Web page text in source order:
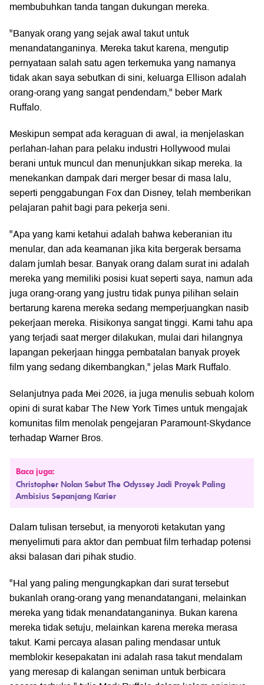
membubuhkan tanda tangan dukungan mereka.
"Banyak orang yang sejak awal takut untuk
menandatanganinya. Mereka takut karena, mengutip
pernyataan salah satu agen terkemuka yang namanya
tidak akan saya sebutkan di sini, keluarga Ellison adalah
orang-orang yang sangat pendendam," beber Mark
Ruffalo.
Meskipun sempat ada keraguan di awal, ia menjelaskan
perlahan-lahan para pelaku industri Hollywood mulai
berani untuk muncul dan menunjukkan sikap mereka. Ia
menekankan dampak dari merger besar di masa lalu,
seperti penggabungan Fox dan Disney, telah memberikan
pelajaran pahit bagi para pekerja seni.
"Apa yang kami ketahui adalah bahwa keberanian itu
menular, dan ada keamanan jika kita bergerak bersama
dalam jumlah besar. Banyak orang dalam surat ini adalah
mereka yang memiliki posisi kuat seperti saya, namun ada
juga orang-orang yang justru tidak punya pilihan selain
bertarung karena mereka sedang memperjuangkan nasib
pekerjaan mereka. Risikonya sangat tinggi. Kami tahu apa
yang terjadi saat merger dilakukan, mulai dari hilangnya
lapangan pekerjaan hingga pembatalan banyak proyek
film yang sedang dikembangkan," jelas Mark Ruffalo.
Selanjutnya pada Mei 2026, ia juga menulis sebuah kolom
opini di surat kabar The New York Times untuk mengajak
komunitas film menolak pengejaran Paramount-Skydance
terhadap Warner Bros.
Baca juga:
Christopher Nolan Sebut The Odyssey Jadi Proyek Paling
Ambisius Sepanjang Karier
Dalam tulisan tersebut, ia menyoroti ketakutan yang
menyelimuti para aktor dan pembuat film terhadap potensi
aksi balasan dari pihak studio.
"Hal yang paling mengungkapkan dari surat tersebut
bukanlah orang-orang yang menandatangani, melainkan
mereka yang tidak menandatanganinya. Bukan karena
mereka tidak setuju, melainkan karena mereka merasa
takut. Kami percaya alasan paling mendasar untuk
memblokir kesepakatan ini adalah rasa takut mendalam
yang meresap di kalangan seniman untuk berbicara